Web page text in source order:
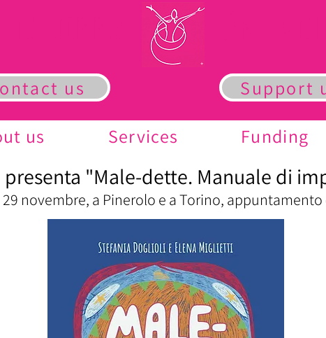
us Support
us Services Funding
"Male-dette. Manuale di
29 novembre, a Pinerolo e a Torino,